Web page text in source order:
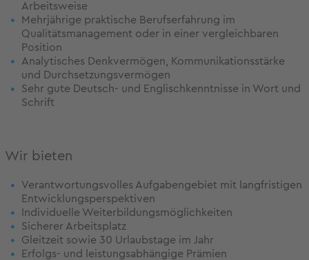
Arbeitsweise
Mehrjährige praktische Berufserfahrung im
Qualitätsmanagement oder in einer vergleichbaren
Position
Analytisches Denkvermögen, Kommunikationsstärke
und Durchsetzungsvermögen
Sehr gute Deutsch- und Englischkenntnisse in Wort und
Schrift
Wir bieten
Verantwortungsvolles Aufgabengebiet mit langfristigen
Entwicklungsperspektiven
Individuelle Weiterbildungsmöglichkeiten
Sicherer Arbeitsplatz
Gleitzeit sowie 30 Urlaubstage im Jahr
Erfolgs- und leistungsabhängige Prämien